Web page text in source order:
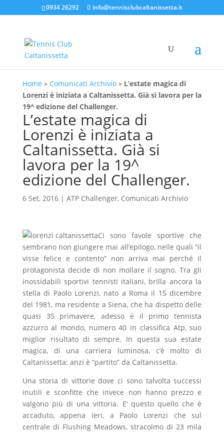
0934 26292 info@tennisclubcaltanissetta.it
Home » Comunicati Archivio» L’estate magica di
Lorenzi è iniziata a Caltanissetta. Già si lavora per la
19^ edizione del Challenger.
L’estate magica di
Lorenzi è iniziata a
Caltanissetta. Già si
lavora per la 19^
edizione del Challenger.
6 Set, 2016| ATP Challenger, Comunicati Archivio
Ci sono favole sportive che
sembrano non giungere mai all’epilogo, nelle quali “il
visse felice e contento” non arriva mai perché il
protagonista decide di non mollare il sogno. Tra gli
inossidabili sportivi tennisti italiani, brilla ancora la
stella di Paolo Lorenzi, nato a Roma il 15 dicembre
del 1981, ma residente a Siena, che ha dispetto delle
quasi 35 primavere, adesso è il primo tennista
azzurro al mondo, numero 40 in classifica Atp, suo
miglior risultato di sempre. In questa sua estate
magica, di una carriera luminosa, c’è molto di
Caltanissetta: anzi è “partito” da Caltanissetta.
Una storia di vittorie dove ci sono talvolta successi
inutili e sconfitte che invece non hanno prezzo e
valgono più di una vittoria. E’ questo quello che è
accaduto, appena ieri, a Paolo Lorenzi che sul
centrale di Flushing Meadows, stracolmo di 23 mila